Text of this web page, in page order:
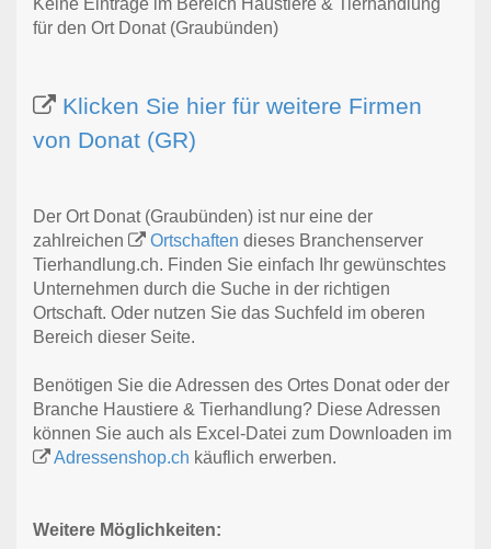
Keine Einträge im Bereich Haustiere & Tierhandlung
für den Ort Donat (Graubünden)
Klicken Sie hier für weitere Firmen
von Donat (GR)
Der Ort Donat (Graubünden) ist nur eine der
zahlreichen
Ortschaften dieses Branchenserver
Tierhandlung.ch. Finden Sie einfach Ihr gewünschtes
Unternehmen durch die Suche in der richtigen
Ortschaft. Oder nutzen Sie das Suchfeld im oberen
Bereich dieser Seite.
Benötigen Sie die Adressen des Ortes Donat oder der
Branche Haustiere & Tierhandlung? Diese Adressen
können Sie auch als Excel-Datei zum Downloaden im
Adressenshop.ch käuflich erwerben.
Weitere Möglichkeiten: